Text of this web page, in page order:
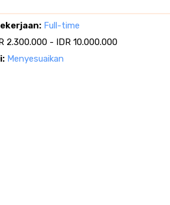
Full-time
2.300.000 - IDR 10.000.000
Menyesuaikan